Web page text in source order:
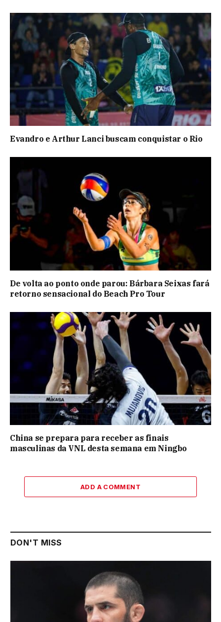
Evandro e Arthur Lanci buscam conquistar o Rio
De volta ao ponto onde parou: Bárbara Seixas fará
retorno sensacional do Beach Pro Tour
China se prepara para receber as finais
masculinas da VNL desta semana em Ningbo
ADD A COMMENT
DON'T MISS